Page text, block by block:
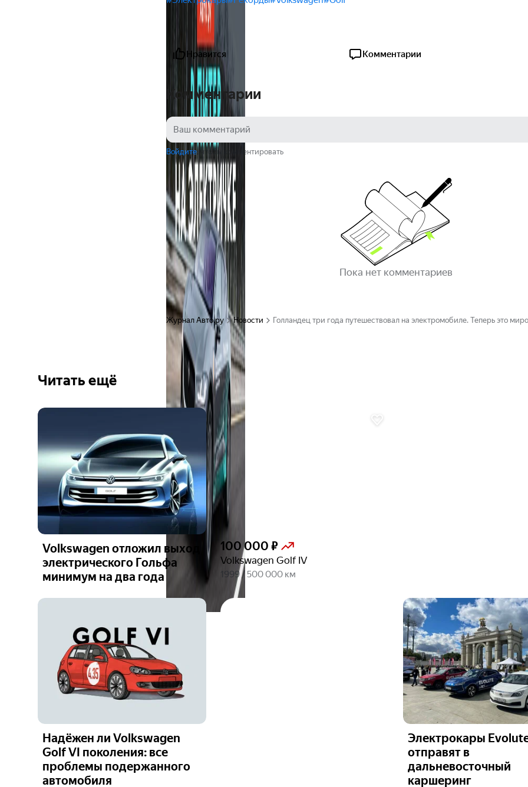
Нравится Комментарии
Комментарии
Войдите, чтобы комментировать
Пока нет комментариев
Журнал Авто.ру Новости Голландец три года путешествовал на электромобиле. Теперь это
Читать ещё
Volkswagen отложил выход
электрического Гольфа
минимум на два года
Ещё 6
фото
100 000 ₽
Volkswagen Golf IV
1999 / 500 000 км
Надёжен ли Volkswagen
Golf VI поколения: все
проблемы подержанного
автомобиля
Электрокары
отправят в
дальневосточный
каршеринг